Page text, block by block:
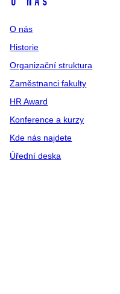
O nás
Historie
Organizační struktura
Zaměstnanci fakulty
HR Award
Konference a kurzy
Kde nás najdete
Úřední deska